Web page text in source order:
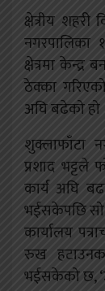
क्षेत्रीय
नगरपालिका
क्षेत्रमा
ठेक्का
अघि बढेको हो
शुक्लाफाँटा
प्रशाद भट्टले
कार्य अघि
भईसकेपछि सो
कार्यालय
रुख
भईसकेको छ,